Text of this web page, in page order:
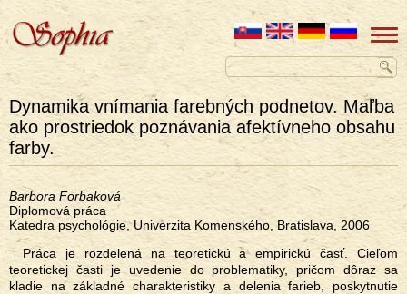
Dynamika vnímania farebných podnetov. Maľba
ako prostriedok poznávania afektívneho obsahu
farby.
Barbora Forbaková
Diplomová práca
Katedra psychológie, Univerzita Komenského, Bratislava, 2006
Práca je rozdelená na teoretickú a empirickú časť. Cieľom
teoretickej časti je uvedenie do problematiky, pričom dôraz sa
kladie na základné charakteristiky a delenia farieb, poskytnutie